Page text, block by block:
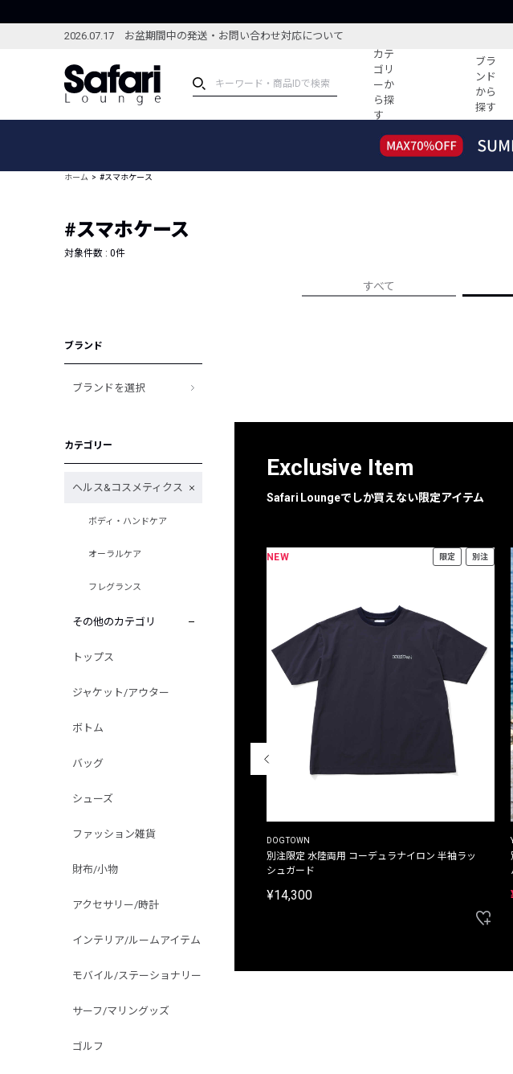
2026.07.17 お盆期間中の発送・お問い合わせ対応について
カテ
ゴリ
ーか
ら探
す
ブラ
ンド
から
探す
ブランドから探す
新着アイテム
編集部のおすすめアイテム
すべての記事
人気記事ラ
フォーカス
ホーム #スマホケース
#スマホケース
対象件数 : 0件
すべて
ブランド
ブランドを選択
カテゴリー
ヘルス&コスメティクス
ボディ・ハンドケア
オーラルケア
フレグランス
その他のカテゴリ
トップス
ジャケット/アウター
ボトム
バッグ
シューズ
ファッション雑貨
財布/小物
アクセサリー/時計
インテリア/ルームアイテム
モバイル/ステーショナリー
サーフ/マリングッズ
ゴルフ
Exclusive Item
Safari Loungeでしか買えない限定アイテム
THE DUFFER OF ST.GEORGE
プリントTシャツ
NEW 限定 別注
DOGTOWN
別注限定 水陸両用 コーデュラナイロン 半袖ラッ
シュガード
¥14,300